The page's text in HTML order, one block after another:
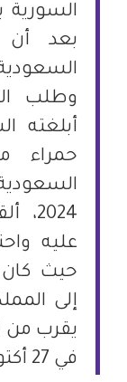
بعد أن
أبلغته
حمراء
عليه
حيث كان
إلى
في 27 أكتوبر 2025 إلى سوريا.